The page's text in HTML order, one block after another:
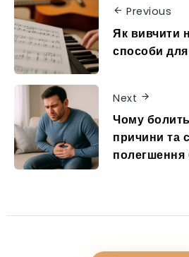
Previous
Як вивчити
способи для
Next
Чому
причини та